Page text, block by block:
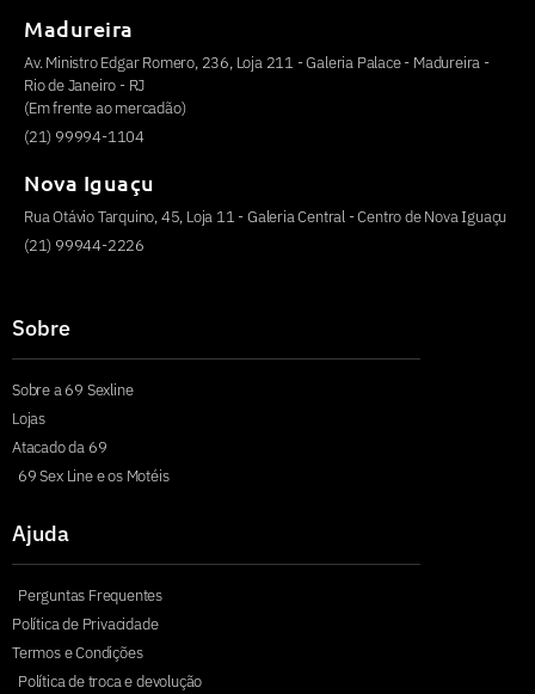
Madureira
Av. Ministro Edgar Romero, 236, Loja 211 - Galeria Palace - Madureira -
Rio de Janeiro - RJ
(Em frente ao mercadão)
(21) 99994-1104
Nova Iguaçu
Rua Otávio Tarquino, 45, Loja 11 - Galeria Central - Centro de Nova Iguaçu
(21) 99944-2226
Sobre
Sobre a 69 Sexline
Lojas
Atacado da 69
69 Sex Line e os Motéis
Ajuda
Perguntas Frequentes
Política de Privacidade
Termos e Condições
Política de troca e devolução